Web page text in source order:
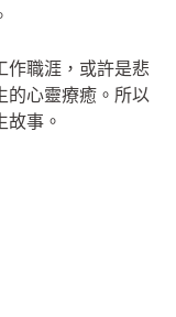
作職涯，或許是悲
的心靈療癒。所以
故事。